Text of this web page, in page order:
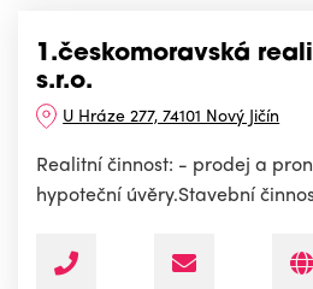
1.českomoravská
s.r.o.
U Hráze 277, 74101 Nový Jičín
Realitní činnost: - prodej a
hypoteční úvěry.Stavební